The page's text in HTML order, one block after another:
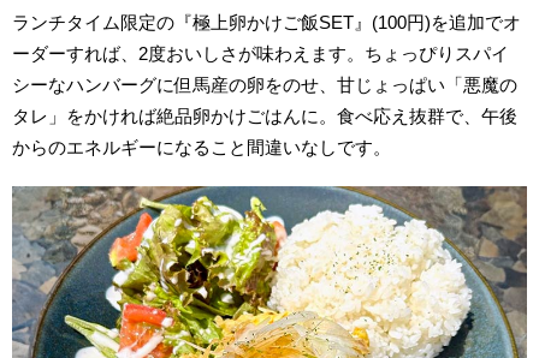
ランチタイム限定の『極上卵かけご飯SET』(100円)を追加でオ
ーダーすれば、2度おいしさが味わえます。ちょっぴりスパイ
シーなハンバーグに但馬産の卵をのせ、甘じょっぱい「悪魔の
タレ」をかければ絶品卵かけごはんに。食べ応え抜群で、午後
からのエネルギーになること間違いなしです。